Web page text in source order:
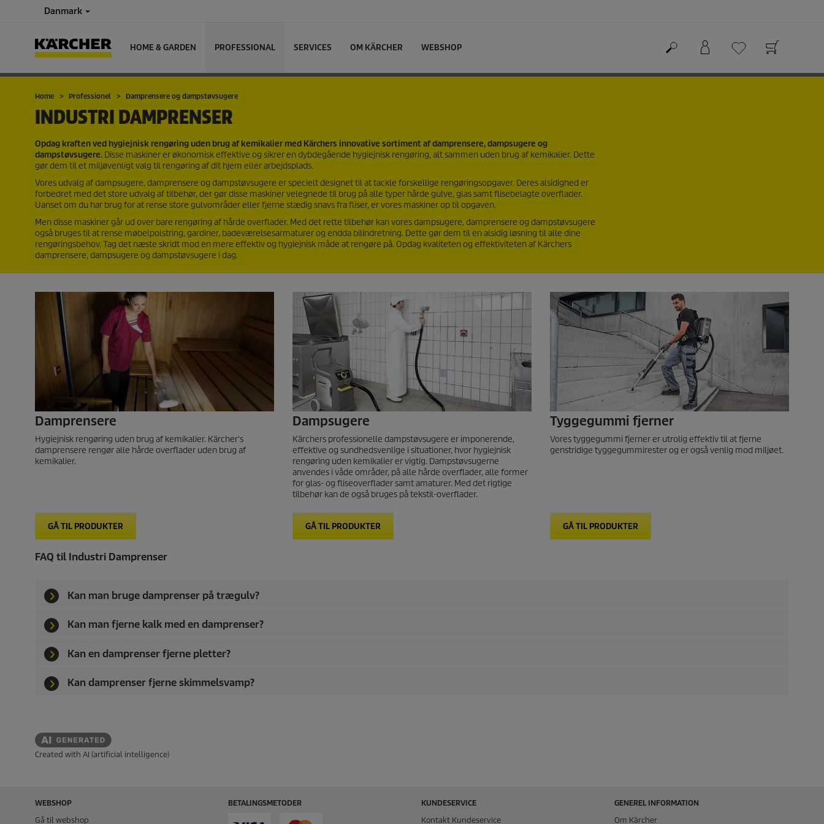
Danmark
HOME & GARDEN PROFESSIONAL SERVICES OM KÄRCHER WEBSHOP
Home Professionel Damprensere og dampstøvsugere
INDUSTRI DAMPRENSER
Opdag kraften ved hygiejnisk rengøring uden brug af kemikalier med Kärchers innovative sortiment af damprensere, dampsugere og
dampstøvsugere. Disse maskiner er økonomisk effektive og sikrer en dybdegående hygiejnisk rengøring, alt sammen uden brug af kemikalier. Dette
gør dem til et miljøvenligt valg til rengøring af dit hjem eller arbejdsplads.
Vores udvalg af dampsugere, damprensere og dampstøvsugere er specielt designet til at tackle forskellige rengøringsopgaver. Deres alsidighed er
forbedret med det store udvalg af tilbehør, der gør disse maskiner velegnede til brug på alle typer hårde gulve, glas samt flisebelagte overflader.
Uanset om du har brug for at rense store gulvområder eller fjerne stædig snavs fra fliser, er vores maskiner op til opgaven.
Men disse maskiner går ud over bare rengøring af hårde overflader. Med det rette tilbehør kan vores dampsugere, damprensere og dampstøvsugere
også bruges til at rense møbelpolstring, gardiner, badeværelsesarmaturer og endda bilindretning. Dette gør dem til en alsidig løsning til alle dine
rengøringsbehov. Tag det næste skridt mod en mere effektiv og hygiejnisk måde at rengøre på. Opdag kvaliteten og effektiviteten af Kärchers
damprensere, dampsugere og dampstøvsugere i dag.
Damprensere
Hygiejnisk rengøring uden brug af kemikalier. Kärcher's
damprensere rengør alle hårde overflader uden brug af
kemikalier.
GÅ TIL PRODUKTER
Dampsugere
Kärchers professionelle dampstøvsugere er imponerende,
effektive og sundhedsvenlige i situationer, hvor hygiejnisk
rengøring uden kemikalier er vigtig. Dampstøvsugerne
anvendes i våde områder, på alle hårde overflader, alle former
for glas- og fliseoverflader samt amaturer. Med det rigtige
tilbehør kan de også bruges på tekstil-overflader.
GÅ TIL PRODUKTER
Tyggegummi fjerner
Vores tyggegummi fjerner er utrolig effektiv til at fjerne
genstridige tyggegummirester og er også venlig mod miljøet.
GÅ TIL PRODUKTER
FAQ til Industri Damprenser
Kan man bruge damprenser på trægulv?
Kan man fjerne kalk med en damprenser?
Kan en damprenser fjerne pletter?
Kan damprenser fjerne skimmelsvamp?
Created with AI (artificial intelligence)
WEBSHOP
Gå til webshop
BETALINGSMETODER
KUNDESERVICE
Kontakt Kundeservice
GENEREL INFORMATION
Om Kärcher